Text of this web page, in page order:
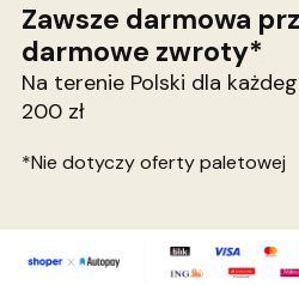
Zawsze darmowa
darmowe zwroty*
Na terenie Polski dla
200 zł
*Nie dotyczy oferty paletowej